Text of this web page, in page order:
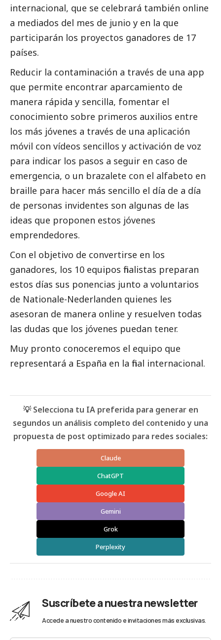
internacional, que se celebrará también online
a mediados del mes de junio y en la que
participarán los proyectos ganadores de 17
países.
Reducir la contaminación a través de una app
que permite encontrar aparcamiento de
manera rápida y sencilla, fomentar el
conocimiento sobre primeros auxilios entre
los más jóvenes a través de una aplicación
móvil con vídeos sencillos y activación de voz
para indicar los pasos a seguir en caso de
emergencia, o un brazalete con el alfabeto en
braille para hacer más sencillo el día de a día
de personas invidentes son algunas de las
ideas que proponen estos jóvenes
emprendedores.
Con el objetivo de convertirse en los
ganadores, los 10 equipos finalistas preparan
estos días sus ponencias junto a voluntarios
de Nationale-Nederlanden quienes les
asesoran de manera online y resuelven todas
las dudas que los jóvenes puedan tener.
Muy pronto conoceremos el equipo que
representará a España en la final internacional.
💡 Selecciona tu IA preferida para generar en
segundos un análisis completo del contenido y una
propuesta de post optimizado para redes sociales:
Claude
ChatGPT
Google AI
Gemini
Grok
Perplexity
Suscríbete a nuestra newsletter
Accede a nuestro contenido e invitaciones más exclusivas.